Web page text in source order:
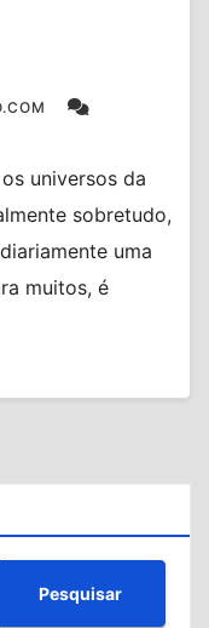
universos da
sobretudo,
uma
muitos, é
Pesquisar